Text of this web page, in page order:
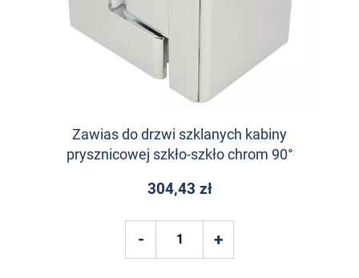
Zawias do drzwi szklanych kabiny
prysznicowej szkło-szkło chrom 90°
304,43 zł